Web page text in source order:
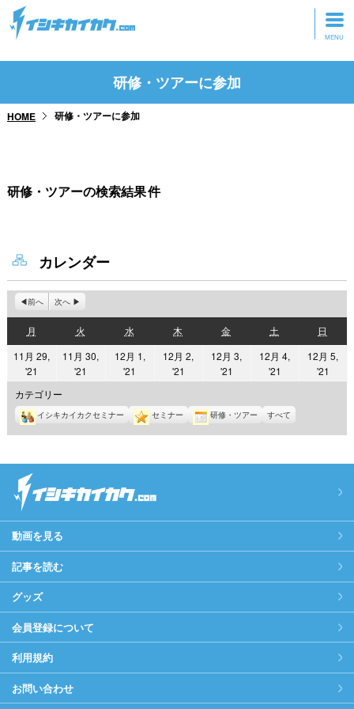
トップページ
研修・ツアーに参加
研修・ツアーに参加
HOME 研修・ツアーに参加
研修・ツアーの検索結果件
カレンダー
前へ 次へ
月
曜
日
火
曜
日
水水
曜
日
木
曜
日
金金
曜
日
土
曜
日
日
曜
日
11月 29,
'21
年
11
月
29
11月 30,
'21
11
月
30
12月 1,
'21
12
月
1
12月 2,
'21
12
月
2
12月 3,
'21
12
月
3
12月 4,
'21
12
月
4
12月 5,
'21
5
カテゴリー
イシキカイカクセミナー セミナー 研修・ツアー すべて
動画を見る
記事を読む
グッズ
会員登録について
利用規約
お問い合わせ